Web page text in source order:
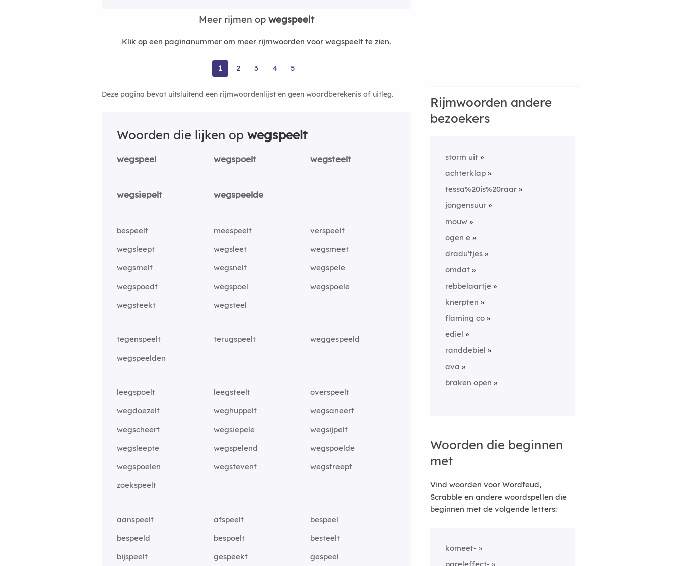
Meer rijmen op wegspeelt
Klik op een paginanummer om meer rijmwoorden voor wegspeelt te zien.
1 2 3 4 5
Deze pagina bevat uitsluitend een rijmwoordenlijst en geen woordbetekenis of uitleg.
Woorden die lijken op wegspeelt
wegspeel wegspoelt wegsteelt
wegsiepelt wegspeelde
bespeelt meespeelt
verspeelt
wegsleept
wegsleet
wegsmeet
wegsmelt
wegsnelt
wegspele
wegspoedt
wegspoel
wegspoele
wegsteekt
wegsteel
tegenspeelt terugspeelt
weggespeeld
wegspeelden
leegspoelt leegsteelt
overspeelt
wegdoezelt
weghuppelt
wegsaneert
wegscheert
wegsiepele
wegsijpelt
wegsleepte
wegspelend
wegspoelde
wegspoelen
wegstevent
wegstreept
zoekspeelt
aanspeelt afspeelt
bespeel
bespeeld
bespoelt
besteelt
bijspeelt
gespeekt gespeel
Rijmwoorden andere
bezoekers
storm uit
achterklap
tessa%20is%20raar
jongensuur
mouw
ogen e
dradu'tjes
omdat
rebbelaartje
knerpten
flaming co
ediel
randdebiel
ava
braken open
Woorden die beginnen
met
Vind woorden voor Wordfeud,
Scrabble en andere woordspellen die
beginnen met de volgende letters:
komeet-